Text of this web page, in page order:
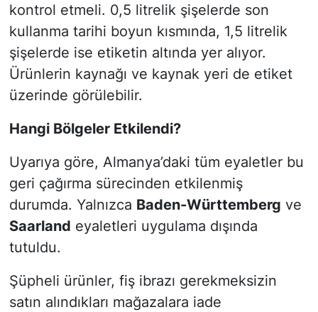
kontrol etmeli. 0,5 litrelik şişelerde son
kullanma tarihi boyun kısmında, 1,5 litrelik
şişelerde ise etiketin altında yer alıyor.
Ürünlerin kaynağı ve kaynak yeri de etiket
üzerinde görülebilir.
Hangi Bölgeler Etkilendi?
Uyarıya göre, Almanya’daki tüm eyaletler bu
geri çağırma sürecinden etkilenmiş
durumda. Yalnızca Baden-Württemberg ve
Saarland eyaletleri uygulama dışında
tutuldu.
Şüpheli ürünler, fiş ibrazı gerekmeksizin
satın alındıkları mağazalara iade